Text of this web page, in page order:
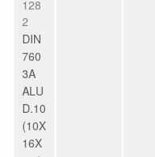
128
2
DIN
760
3A
ALU
D.10
(10X
16X